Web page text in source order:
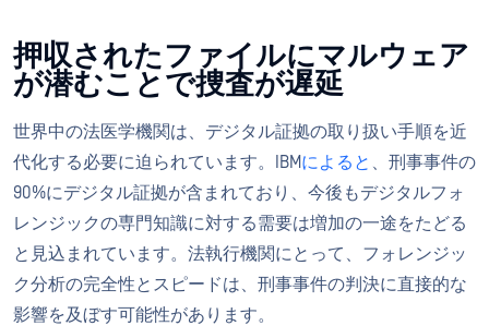
押収されたファイルにマルウェア
が潜むことで捜査が遅延
世界中の法医学機関は、デジタル証拠の取り扱い手順を近
代化する必要に迫られています。IBMによると 、刑事事件の
90%にデジタル証拠が含まれており、今後もデジタルフォ
レンジックの専門知識に対する需要は増加の一途をたどる
と見込まれています。法執行機関にとって、フォレンジッ
ク分析の完全性とスピードは、刑事事件の判決に直接的な
影響を及ぼす可能性があります。